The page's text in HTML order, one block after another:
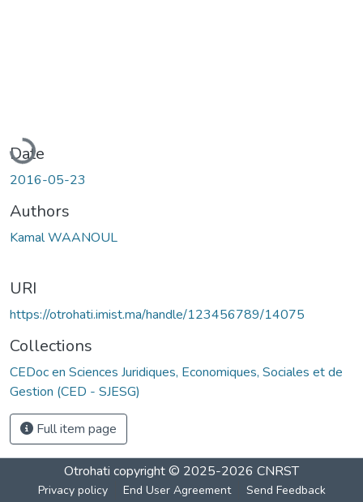
Date
2016-05-23
Authors
Kamal WAANOUL
URI
https://otrohati.imist.ma/handle/123456789/14075
Collections
CEDoc en Sciences Juridiques, Economiques, Sociales et de
Gestion (CED - SJESG)
Full item page
Otrohati copyright © 2025-2026 CNRST
Privacy policy End User Agreement Send Feedback